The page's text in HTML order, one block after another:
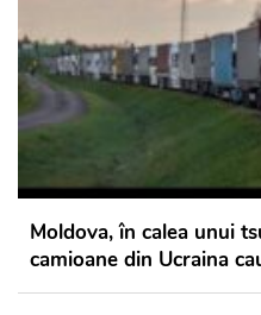
Moldova, în calea unui
camioane din Ucraina